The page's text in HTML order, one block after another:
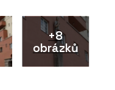
+8
obrázků